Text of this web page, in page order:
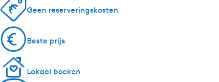
Geen reserveringskosten
Beste prijs
Lokaal boeken